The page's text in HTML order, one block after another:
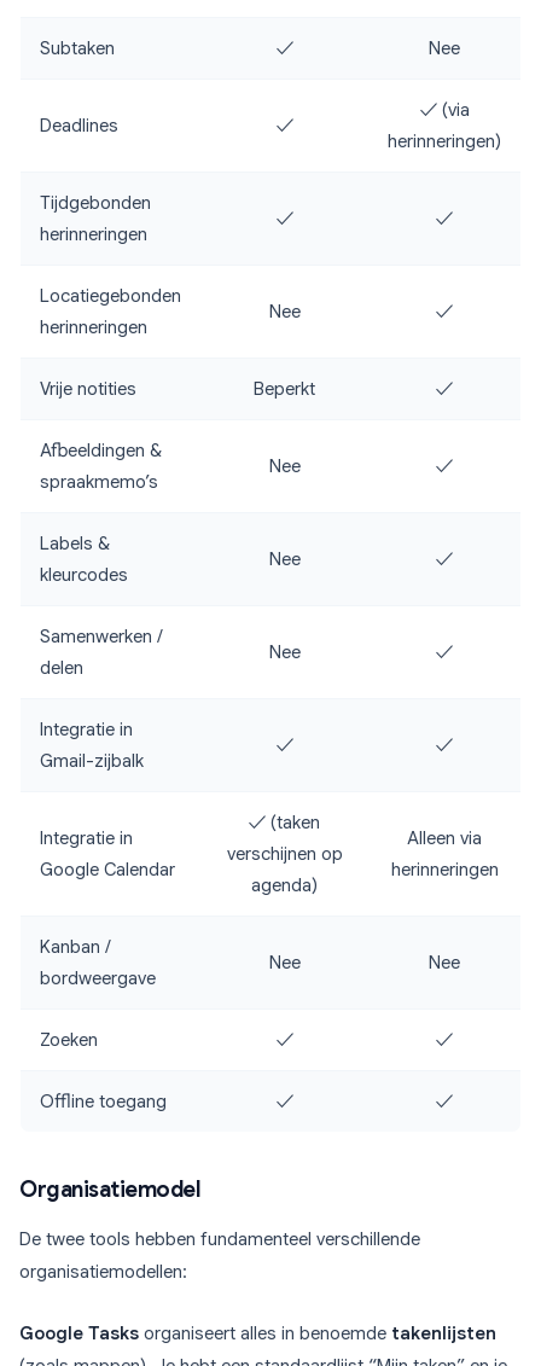
Subtaken ✓ Nee
Deadlines ✓
✓ (via
herinneringen)
Tijdgebonden
herinneringen
✓ ✓
Locatiegebonden
herinneringen
Nee ✓
Vrije notities Beperkt ✓
Afbeeldingen &
spraakmemo’s
Nee ✓
Labels &
kleurcodes
Nee ✓
Samenwerken /
delen
Nee ✓
Integratie in
Gmail-zijbalk
✓ ✓
Integratie in
Google Calendar
✓ (taken
verschijnen op
agenda)
Alleen via
herinneringen
Kanban /
bordweergave
Nee Nee
Zoeken ✓ ✓
Offline toegang ✓ ✓
Organisatiemodel
De twee tools hebben fundamenteel verschillende
organisatiemodellen:
Google Tasks organiseert alles in benoemde takenlijsten